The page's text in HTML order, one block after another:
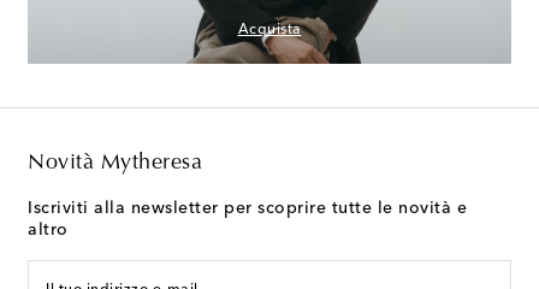
Acquista
Novità Mytheresa
Iscriviti alla newsletter per scoprire tutte le novità e
altro